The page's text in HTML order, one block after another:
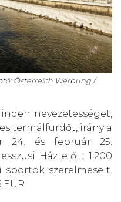
Österreich Werbung /
nevezetességet,
termálfürdőt, irány a
24. és február 25.
Ház előtt 1.200
szerelmeseit.